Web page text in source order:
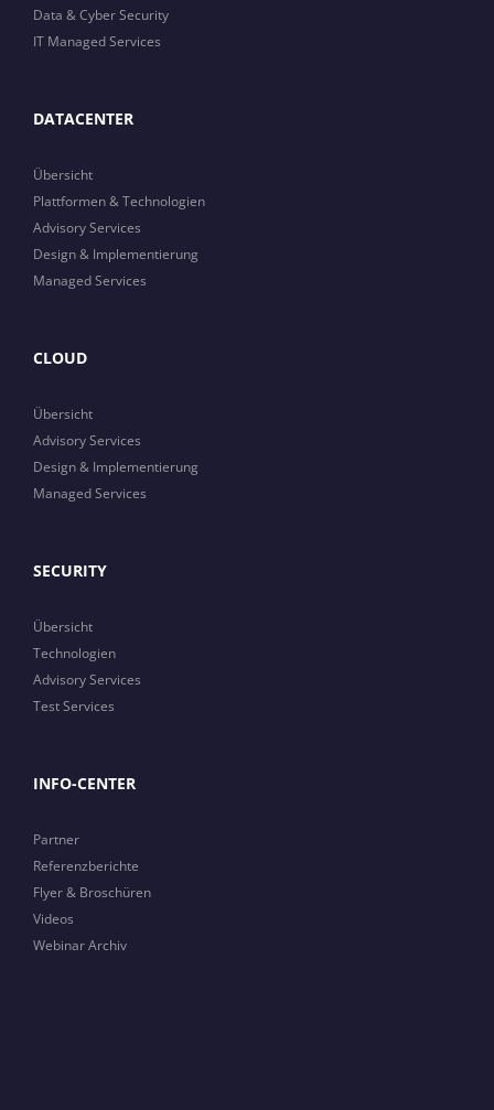
Data & Cyber Security
IT Managed Services
DATACENTER
Übersicht
Plattformen & Technologien
Advisory Services
Design & Implementierung
Managed Services
CLOUD
Übersicht
Advisory Services
Design & Implementierung
Managed Services
SECURITY
Übersicht
Technologien
Advisory Services
Test Services
INFO-CENTER
Partner
Referenzberichte
Flyer & Broschüren
Videos
Webinar Archiv